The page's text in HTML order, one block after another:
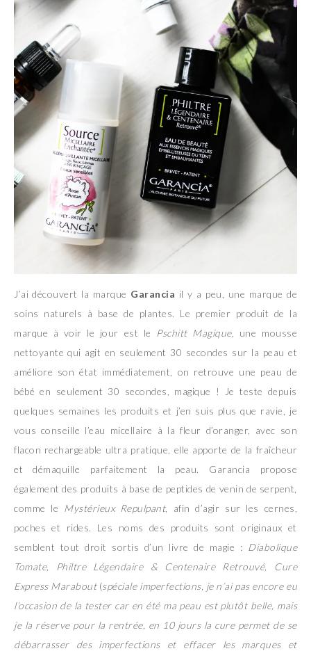
J’ai découvert la marque Garancia il y a peu, une marque de
soins naturels à base de plantes. Le premier produit de la
marque à voir le jour est le
Pschitt Magique, une mousse
nettoyante qui agit en seulement 30 secondes sur la peau et
améliore son état immédiatement, on retrouve une peau de
bébé en seulement 30 secondes, magique ! Je teste depuis
quelques semaines les produits et j’en suis plus que ravie, je
vous conseille l’eau micellaire à la fleur d’oranger, avec son
flacon rechargeable ultra pratique, elle apporte de la fraîcheur
et démaquille parfaitement la peau. Garancia propose
également des produits à base de peptides de venin de serpent,
comme le Mystérieux Repulpant, afin d’agir sur les cernes,
poches et rides. Les noms des produits sont originaux et
semblent tout droit sortis d’un livre de magie : Diabolique
Tomate, Philtre Légendaire & Centenaire Retrouvé, Cure
Express Marabout(spéciale imperfections, je n’ai pas encore eu
l’occasion de la tester car en été ma peau est plutôt belle, mais
je la réserve pour la rentrée, en 10 jours la cure permet de se
débarrasser des imperfections et effacer les marques et